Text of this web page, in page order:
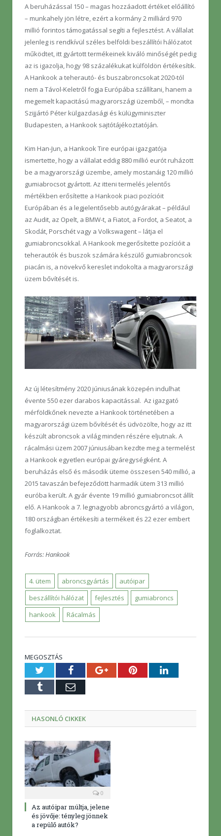
A beruházással 150 – magas hozzáadott értéket előállító
– munkahely jön létre, ezért a kormány 2 milliárd 970
millió forintos támogatással segíti a fejlesztést. A vállalat
jelenleg is rendkívül széles belföldi beszállítói hálózatot
működtet, itt gyártott termékeinek kiváló minőségét pedig
az is igazolja, hogy 98 százalékukat külföldön értékesítik.
A Hankook a teherautó- és buszabroncsokat 2020-tól
nem a Távol-Keletről fogja Európába szállítani, hanem a
megemelt kapacitású magyarországi üzemből, – mondta
Szijjártó Péter külgazdasági és külügyminiszter
Budapesten, a Hankook sajtótájékoztatóján.
Kim Han-Jun, a Hankook Tire európai igazgatója
ismertette, hogy a vállalat eddig 880 millió eurót ruházott
be a magyarországi üzembe, amely mostanáig 120 millió
gumiabrocsot gyártott. Az itteni termelés jelentős
mértékben erősítette a Hankook piaci pozícióit
Európában és a legjelentősebb autógyárakat – például
az Audit, az Opelt, a BMW-t, a Fiatot, a Fordot, a Seatot, a
Skodát, Porschét vagy a Volkswagent – látja el
gumiabroncsokkal. A Hankook megerősítette pozícióit a
teherautók és buszok számára készülő gumiabroncsok
piacán is, a növekvő kereslet indokolta a magyarországi
üzem bővítését is.
Az új létesítmény 2020 júniusának közepén indulhat
évente 550 ezer darabos kapacitással. Az igazgató
mérföldkőnek nevezte a Hankook történetében a
magyarországi üzem bővítését és üdvözölte, hogy az itt
készült abroncsok a világ minden részére eljutnak. A
rácalmási üzem 2007 júniusában kezdte meg a termelést
a Hankook egyetlen európai gyáregységként. A
beruházás első és második üteme összesen 540 millió, a
2015 tavaszán befejeződött harmadik ütem 313 millió
euróba került. A gyár évente 19 millió gumiabroncsot állít
elő. A Hankook a 7. legnagyobb abroncsgyártó a világon,
180 országban értékesíti a termékeit és 22 ezer embert
foglalkoztat.
Forrás: Hankook
4. ütem abroncsgyártás
autóipar
beszállítói hálózat
fejlesztés
gumiabroncs
hankook
Rácalmás
MEGOSZTÁS
TwitterFacebookGoogle+PinterestLinkedIn
Tumblr E-
HASONLÓ CIKKEK
0
Az autóipar múltja, jelene
és jövője: tényleg jönnek
a repülő autók?